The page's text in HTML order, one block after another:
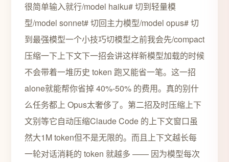
很简单输入就行/model haiku# 切到轻量模
型/model sonnet# 切回主力模型/model opus# 切
到最强模型一个小技巧切模型之前我会先/compact
压缩一下上下文下一招会讲这样新模型加载的时候
不会带着一堆历史 token 跑又能省一笔。这一招
alone就能帮你省掉 40%-50% 的费用。真的别什
么任务都上 Opus太奢侈了。第二招及时压缩上下
文别等它自动压缩Claude Code 的上下文窗口虽
然大1M token但不是无限的。而且上下文越长每
一轮对话消耗的 token 就越多 —— 因为模型每次